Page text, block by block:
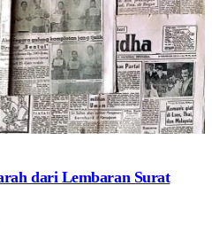
dari Lembaran Surat